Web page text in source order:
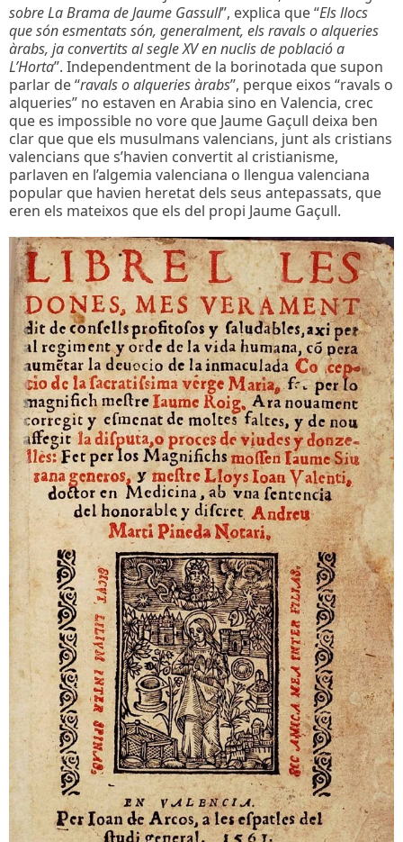
sobre La Brama de Jaume Gassull”, explica que “Els llocs
que són esmentats són, generalment, els ravals o alqueries
àrabs, ja convertits al segle XV en nuclis de població a
L’Horta”. Independentment de la borinotada que supon
parlar de “ravals o alqueries àrabs”, perque eixos “ravals o
alqueries” no estaven en Arabia sino en Valencia, crec
que es impossible no vore que Jaume Gaçull deixa ben
clar que que els musulmans valencians, junt als cristians
valencians que s’havien convertit al cristianisme,
parlaven en l’algemia valenciana o llengua valenciana
popular que havien heretat dels seus antepassats, que
eren els mateixos que els del propi Jaume Gaçull.